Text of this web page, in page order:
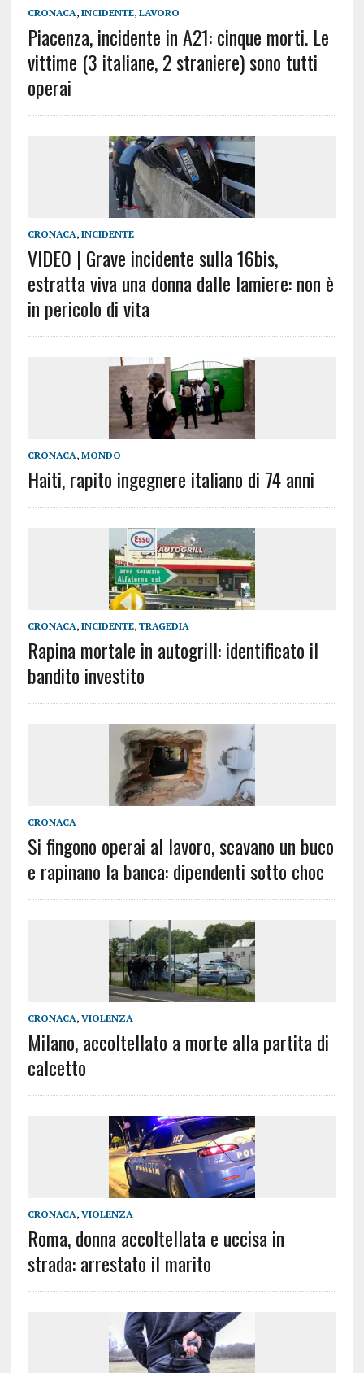
CRONACA, INCIDENTE, LAVORO
Piacenza, incidente in A21: cinque morti. Le
vittime (3 italiane, 2 straniere) sono tutti
operai
CRONACA, INCIDENTE
VIDEO | Grave incidente sulla 16bis,
estratta viva una donna dalle lamiere: non è
in pericolo di vita
CRONACA, MONDO
Haiti, rapito ingegnere italiano di 74 anni
CRONACA, INCIDENTE, TRAGEDIA
Rapina mortale in autogrill: identificato il
bandito investito
CRONACA
Si fingono operai al lavoro, scavano un buco
e rapinano la banca: dipendenti sotto choc
CRONACA, VIOLENZA
Milano, accoltellato a morte alla partita di
calcetto
CRONACA, VIOLENZA
Roma, donna accoltellata e uccisa in
strada: arrestato il marito